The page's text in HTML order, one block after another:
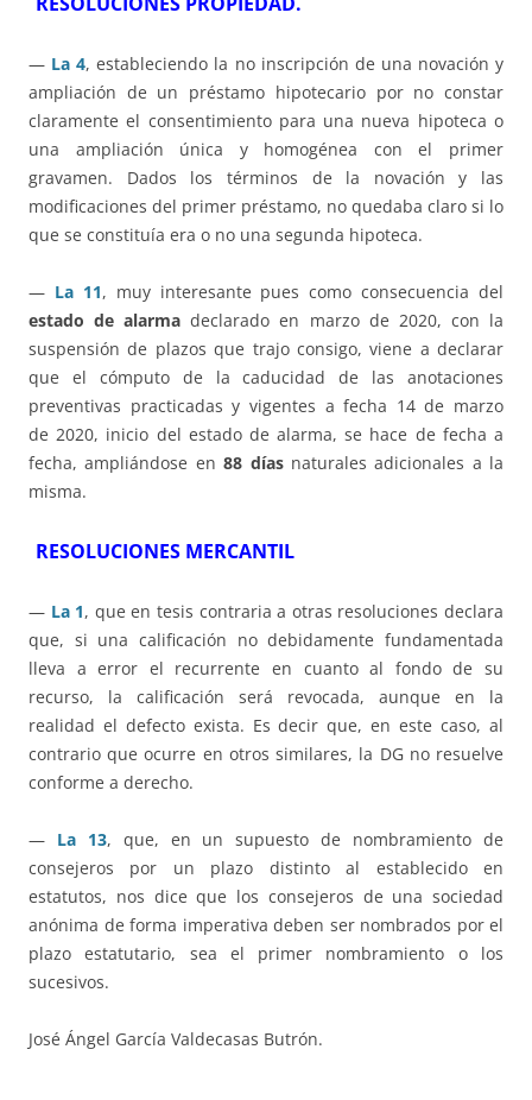
— La 4, estableciendo la no inscripción de una novación y
ampliación de un préstamo hipotecario por no constar
claramente el consentimiento para una nueva hipoteca o
una ampliación única y homogénea con el primer
gravamen. Dados los términos de la novación y las
modificaciones del primer préstamo, no quedaba claro si lo
que se constituía era o no una segunda hipoteca.
— La 11, muy interesante pues como consecuencia del
estado de alarma declarado en marzo de 2020, con la
suspensión de plazos que trajo consigo, viene a declarar
que el cómputo de la caducidad de las anotaciones
preventivas practicadas y vigentes a fecha 14 de marzo
de 2020, inicio del estado de alarma, se hace de fecha a
fecha, ampliándose en88 díasnaturales adicionales a la
misma.
RESOLUCIONES MERCANTIL
— La 1, que en tesis contraria a otras resoluciones declara
que, si una calificación no debidamente fundamentada
lleva a error el recurrente en cuanto al fondo de su
recurso, la calificación será revocada, aunque en la
realidad el defecto exista. Es decir que, en este caso, al
contrario que ocurre en otros similares, la DG no resuelve
conforme a derecho.
— La 13, que, en un supuesto de nombramiento de
consejeros por un plazo distinto al establecido en
estatutos, nos dice que los consejeros de una sociedad
anónima de forma imperativa deben ser nombrados por el
plazo estatutario, sea el primer nombramiento o los
sucesivos.
José Ángel García Valdecasas Butrón.